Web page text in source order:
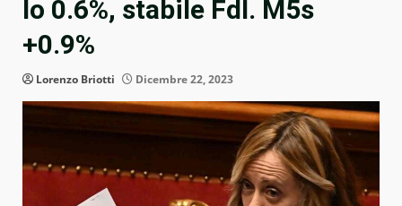
lo 0.6%, stabile FdI. M5s
+0.9%
Lorenzo Briotti Dicembre 22, 2023